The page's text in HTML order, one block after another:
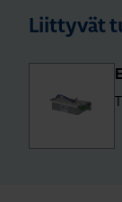
Liittyvät